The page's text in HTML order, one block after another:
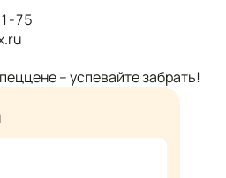
75
– успевайте забрать!